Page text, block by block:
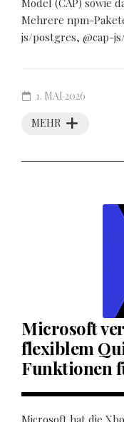
Model (CAP) sowie
Mehrere npm-
js/postgres, @cap-
MEHR
1. MAI 2026
Microsoft
flexiblem
Funktionen
Microsoft hat die